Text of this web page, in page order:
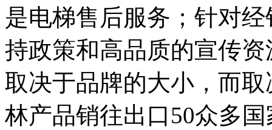
是电梯售后服务；针对
持政策和高品质的宣传
取决于品牌的大小，而
林产品销往出口50众多